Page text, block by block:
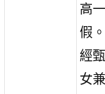
高
假。
經
女